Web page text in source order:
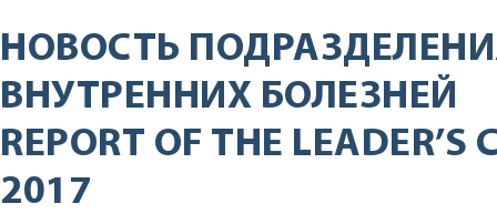
НОВОСТЬ
ВНУТРЕННИХ БОЛЕЗНЕЙ
REPORT OF THE LEADER’S
2017